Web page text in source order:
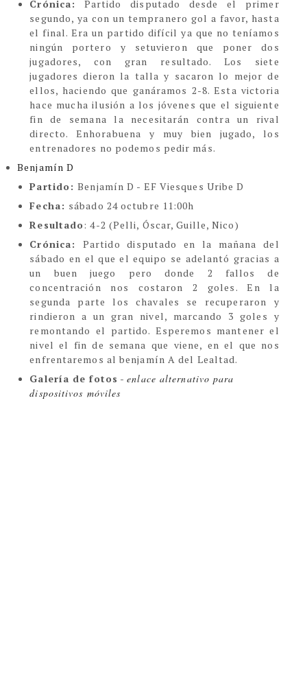
Crónica:
Partido disputado desde el primer
segundo, ya con un tempranero gol a favor, hasta
el final. Era un partido difícil ya que no teníamos
ningún portero y setuvieron que poner dos
jugadores, con gran resultado. Los siete
jugadores dieron la talla y sacaron lo mejor de
ellos, haciendo que ganáramos 2-8. Esta victoria
hace mucha ilusión a los jóvenes que el siguiente
fin de semana la necesitarán contra un rival
directo. Enhorabuena y muy bien jugado, los
entrenadores no podemos pedir más.
Benjamín D
Partido:Benjamín D - EF Viesques Uribe D
Fecha: sábado 24 octubre 11:00h
Resultado: 4-2 (Pelli, Óscar, Guille, Nico)
Crónica: Partido disputado en la mañana del
sábado en el que el equipo se adelantó gracias a
un buen juego pero donde 2 fallos de
concentración nos costaron 2 goles. En la
segunda parte los chavales se recuperaron y
rindieron a un gran nivel, marcando 3 goles y
remontando el partido. Esperemos mantener el
nivel el fin de semana que viene, en el que nos
enfrentaremos al benjamín A del Lealtad.
Galería de fotos -enlace alternativo para
dispositivos móviles